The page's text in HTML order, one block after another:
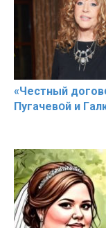
«Чeстный
Пугачевօй и